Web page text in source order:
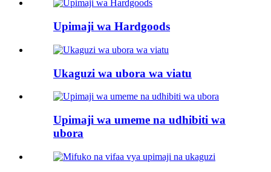
Upimaji wa Hardgoods
Ukaguzi wa ubora wa viatu
Upimaji wa umeme na udhibiti wa
ubora